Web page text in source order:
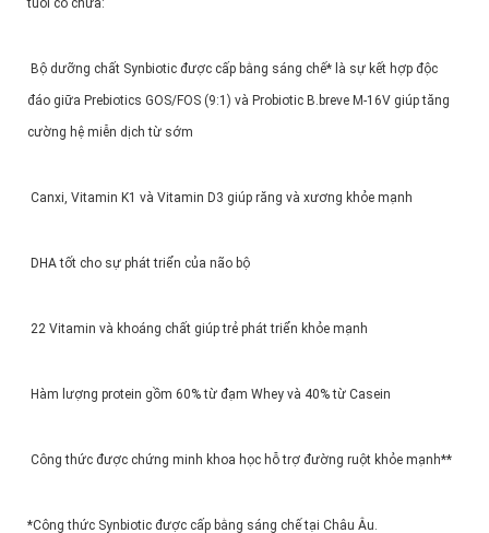
tuổi có chứa:
Bộ dưỡng chất Synbiotic được cấp bằng sáng chế* là sự kết hợp độc
đáo giữa Prebiotics GOS/FOS (9:1) và Probiotic B.breve M-16V giúp tăng
cường hệ miễn dịch từ sớm
Canxi, Vitamin K1 và Vitamin D3 giúp răng và xương khỏe mạnh
DHA tốt cho sự phát triển của não bộ
22 Vitamin và khoáng chất giúp trẻ phát triển khỏe mạnh
Hàm lượng protein gồm 60% từ đạm Whey và 40% từ Casein
Công thức được chứng minh khoa học hỗ trợ đường ruột khỏe mạnh**
*Công thức Synbiotic được cấp bằng sáng chế tại Châu Âu.